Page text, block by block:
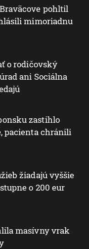
pohltil
mimoriadnu
o rodičovský
ani Sociálna
zastihlo
pacienta chránili
žiadajú vyššie
o 200 eur
masívny vrak